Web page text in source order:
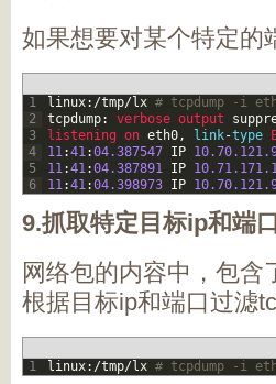
如果想要对某个特定的
1
2
3
4
5
6
linux: /tmp/lx # tcpdump -i
tcpdump: verbose output
listening on eth0, link-type
11:41:04.387547 IP
11:41:04.387891 IP
11:41:04.398973 IP
9.抓取特定目标ip和端
网络包的内容中，包
根据目标ip和端口过滤
1 linux: /tmp/lx # tcpdump -i